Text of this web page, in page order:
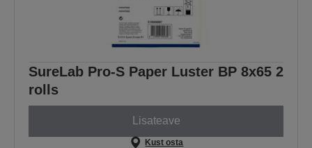
SureLab Pro-S Paper Luster BP 8x65 2
rolls
Lisateave
Kust osta